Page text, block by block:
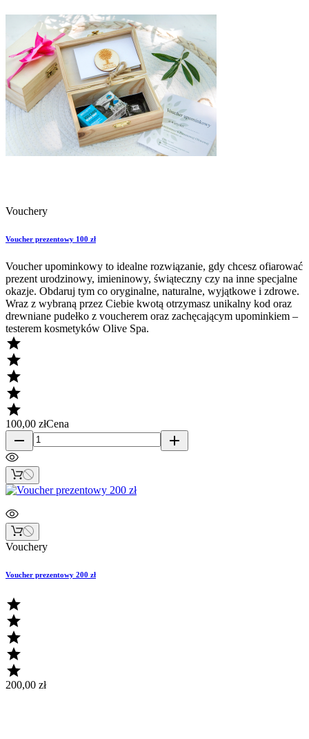
Vouchery
Voucher prezentowy 100 zł
Voucher upominkowy to idealne rozwiązanie, gdy chcesz ofiarować
prezent urodzinowy, imieninowy, świąteczny czy na inne specjalne
okazje. Obdaruj tym co oryginalne, naturalne, wyjątkowe i zdrowe.
Wraz z wybraną przez Ciebie kwotą otrzymasz unikalny kod oraz
drewniane pudełko z voucherem oraz zachęcającym upominkiem –
testerem kosmetyków Olive Spa.





100,00 złCena
remove add
Vouchery
Voucher prezentowy 200 zł





200,00 zł